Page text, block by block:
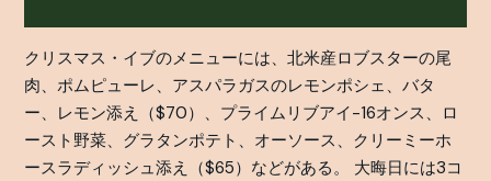
クリスマス・イブのメニューには、北米産ロブスターの尾
肉、ポムピューレ、アスパラガスのレモンポシェ、バタ
ー、レモン添え（$70）、プライムリブアイ-16オンス、ロ
ースト野菜、グラタンポテト、オーソース、クリーミーホ
ースラディッシュ添え（$65）などがある。 大晦日には3コ